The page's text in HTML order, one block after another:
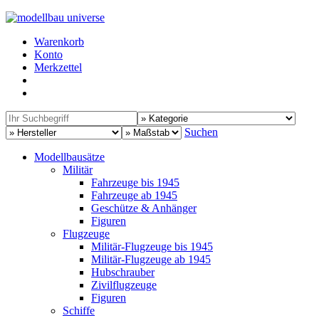
Warenkorb
Konto
Merkzettel
Suchen
Modellbausätze
Militär
Fahrzeuge bis 1945
Fahrzeuge ab 1945
Geschütze & Anhänger
Figuren
Flugzeuge
Militär-Flugzeuge bis 1945
Militär-Flugzeuge ab 1945
Hubschrauber
Zivilflugzeuge
Figuren
Schiffe